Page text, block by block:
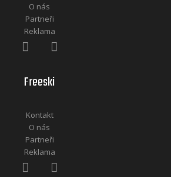
O nás
Partneři
Reklama
Freeski
Kontakt
O nás
Partneři
Reklama